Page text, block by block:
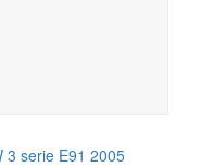
3 serie E91 2005